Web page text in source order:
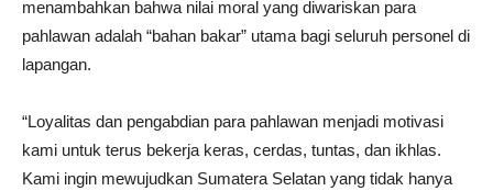
menambahkan bahwa nilai moral yang diwariskan para
pahlawan adalah “bahan bakar” utama bagi seluruh personel di
lapangan.
“Loyalitas dan pengabdian para pahlawan menjadi motivasi
kami untuk terus bekerja keras, cerdas, tuntas, dan ikhlas.
Kami ingin mewujudkan Sumatera Selatan yang tidak hanya